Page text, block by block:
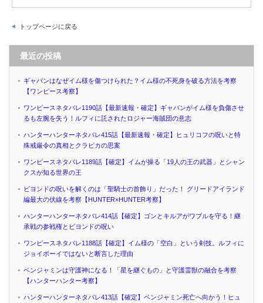
トップページに戻る
最近の投稿
ギャバンはなぜイム様を傷つけられた？イム様の不死身を破る方法を考察
【ワンピース考察】
ワンピースネタバレ1190話【最新速報・確定】ギャバンがイム様を負傷させ
るも左腕を失う！ルフィに託されたロジャー海賊団の意志
ハンターハンターネタバレ415話【最新速報・確定】ヒュリコフの呪いと特
殊戒厳令の真相とクラピカの思案
ワンピースネタバレ1189話【確定】イムが操る「19人の王の武器」とシャン
クスが知る世界の王
ビヨンドの呪いを解くのは「聖騎士の首飾り」だった！ グリードアイランド
編最大の伏線を考察【HUNTER×HUNTER考察】
ハンターハンターネタバレ414話【確定】ゴンとキルアがワブルを守る！継
承戦の参戦権とビヨンドの呪い
ワンピースネタバレ1188話【確定】イム様の「空白」という剣技。ルフィに
ジョイボーイではないと断言した理由
ベンジャミンは守護神になる！「星を継ぐもの」と守護霊獣の融合を考察
【ハンターハンター考察】
ハンターハンターネタバレ413話【確定】ベンジャミン死亡へ向かう！ヒュ